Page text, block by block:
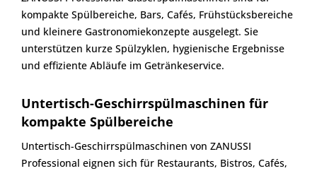
kompakte Spülbereiche, Bars, Cafés, Frühstücksbereiche
und kleinere Gastronomiekonzepte ausgelegt. Sie
unterstützen kurze Spülzyklen, hygienische Ergebnisse
und effiziente Abläufe im Getränkeservice.
Untertisch-Geschirrspülmaschinen für
kompakte Spülbereiche
Untertisch-Geschirrspülmaschinen von ZANUSSI
Professional eignen sich für Restaurants, Bistros, Cafés,